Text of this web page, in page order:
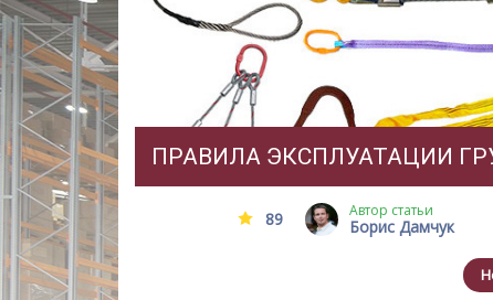
ПРАВИЛА ЭКСПЛУАТАЦИИ
89 Автор статьи
Борис Дамчук